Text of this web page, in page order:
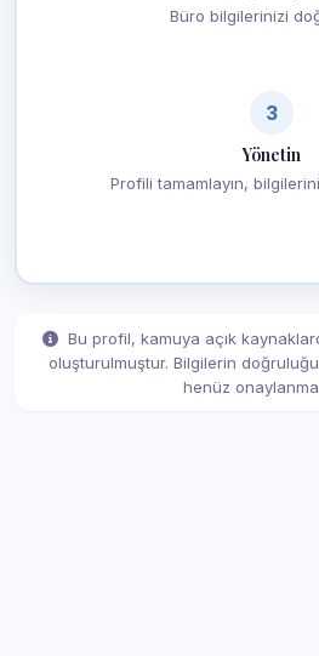
Büro bilgilerinizi
3
Yönetin
Profili tamamlayın,
Bu profil, kamuya açık
oluşturulmuştur. Bilgilerin
henüz